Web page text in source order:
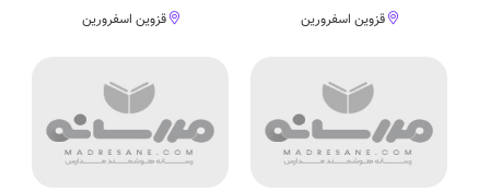
قزوین اسفرورین
قزوین اسفرورین